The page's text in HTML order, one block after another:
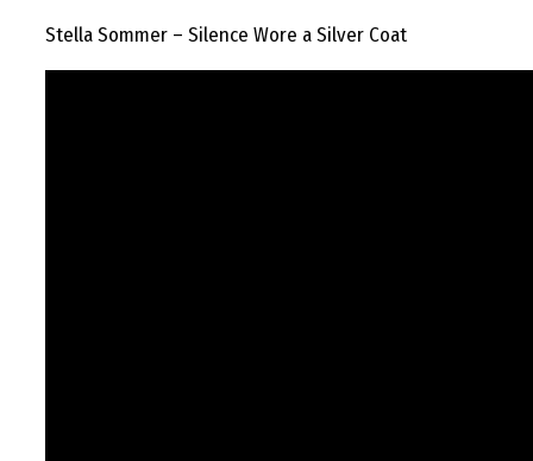
Stella Sommer – Silence Wore a Silver Coat